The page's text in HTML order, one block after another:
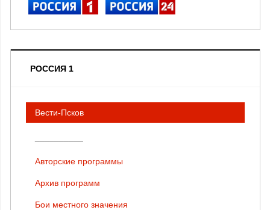
РОССИЯ 1
Вести-Псков
Авторские программы
Архив программ
Бои местного значения